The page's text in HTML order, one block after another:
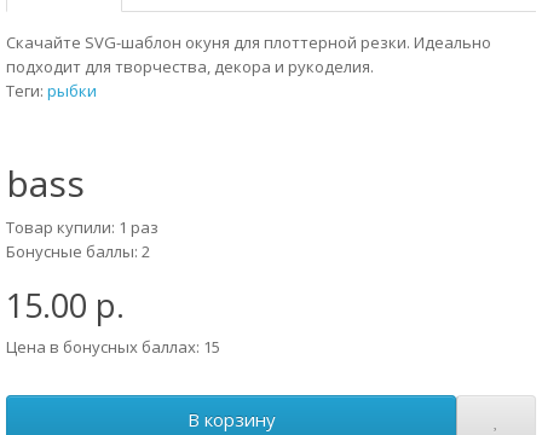
Скачайте SVG-шаблон окуня для плоттерной резки. Идеально
подходит для творчества, декора и рукоделия.
Теги: рыбки
bass
Товар купили: 1 раз
Бонусные баллы: 2
15.00 р.
Цена в бонусных баллах: 15
В корзину